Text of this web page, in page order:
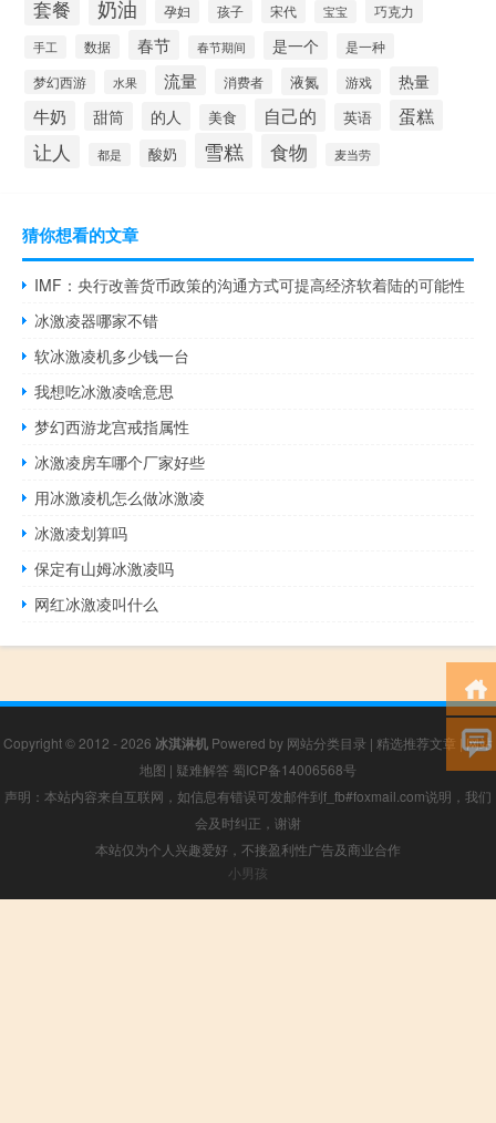
套餐 奶油 孕妇 孩子 宋代 宝宝 巧克力
手工 数据 春节 春节期间 是一个 是一种
梦幻西游 水果 流量 消费者 液氮 游戏 热量
牛奶 甜筒 的人 美食 自己的 英语 蛋糕
让人 都是 酸奶 雪糕 食物 麦当劳
猜你想看的文章
IMF：央行改善货币政策的沟通方式可提高经济软着陆的可能性
冰激凌器哪家不错
软冰激凌机多少钱一台
我想吃冰激凌啥意思
梦幻西游龙宫戒指属性
冰激凌房车哪个厂家好些
用冰激凌机怎么做冰激凌
冰激凌划算吗
保定有山姆冰激凌吗
网红冰激凌叫什么
Copyright © 2012 - 2026 冰淇淋机 Powered by 网站分类目录 | 精选推荐文章 |网站
地图 | 疑难解答 蜀ICP备14006568号
声明：本站内容来自互联网，如信息有错误可发邮件到f_fb#foxmail.com说明，我们
会及时纠正，谢谢
本站仅为个人兴趣爱好，不接盈利性广告及商业合作
小男孩